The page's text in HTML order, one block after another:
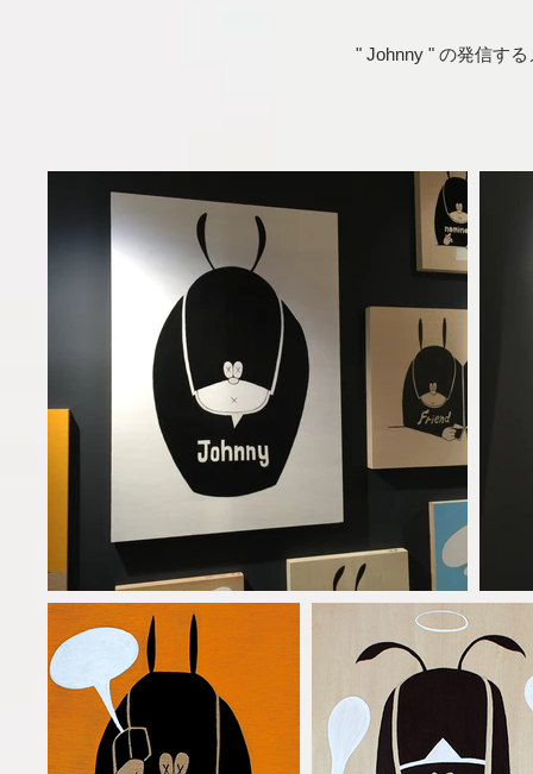
" Johnny " の発信す